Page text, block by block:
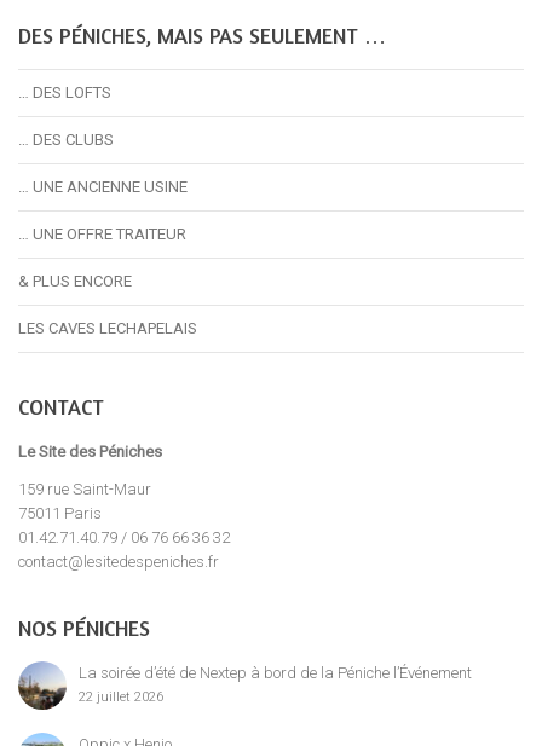
DES PÉNICHES, MAIS PAS SEULEMENT …
… DES LOFTS
… DES CLUBS
… UNE ANCIENNE USINE
… UNE OFFRE TRAITEUR
& PLUS ENCORE
LES CAVES LECHAPELAIS
CONTACT
Le Site des Péniches
159 rue Saint-Maur
75011 Paris
01.42.71.40.79 / 06 76 66 36 32
contact@lesitedespeniches.fr
NOS PÉNICHES
La soirée d’été de Nextep à bord de la Péniche l’Événement
22 juillet 2026